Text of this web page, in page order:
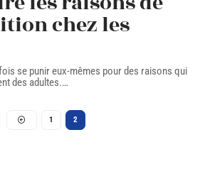
chez les
se punir eux-mêmes pour des raisons qui
des adultes.…
1 2